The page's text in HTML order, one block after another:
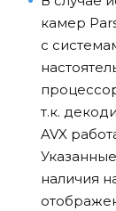
камер
с
т.к.
AVX
наличия